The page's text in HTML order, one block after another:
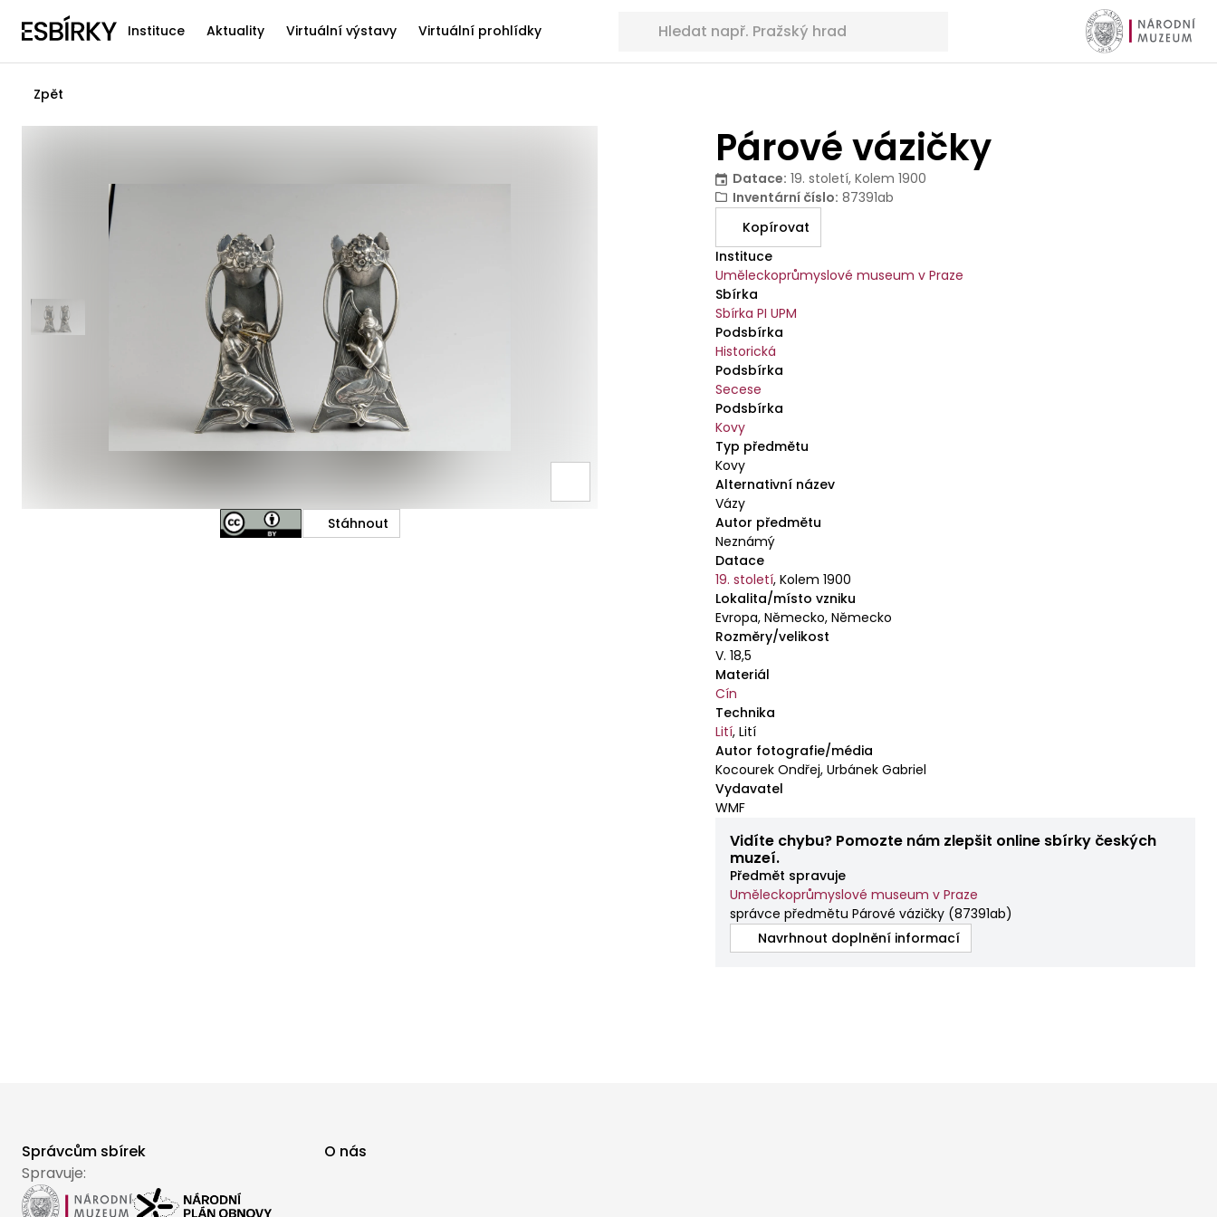
Instituce Aktuality Virtuální výstavy Virtuální prohlídky
Zpět
Párové vázičky
Datace: 19. století, Kolem 1900
Inventární číslo: 87391ab
Kopírovat
Instituce
Uměleckoprůmyslové museum v Praze
Sbírka
Sbírka PI UPM
Podsbírka
Historická
Podsbírka
Secese
Podsbírka
Kovy
Typ předmětu
Kovy
Alternativní název
Vázy
Autor předmětu
Neznámý
Datace
19. století,Kolem 1900
Lokalita/místo vzniku
Evropa, Německo, Německo
Rozměry/velikost
V. 18,5
Materiál
Cín
Technika
Lití,Lití
Autor fotografie/média
Kocourek Ondřej, Urbánek Gabriel
Vydavatel
WMF
Vidíte chybu? Pomozte nám zlepšit online sbírky českých
muzeí.
Předmět spravuje
Uměleckoprůmyslové museum v Praze
správce předmětu Párové vázičky (87391ab)
Navrhnout doplnění informací
Stáhnout
Správcům sbírek
O nás
Spravuje: